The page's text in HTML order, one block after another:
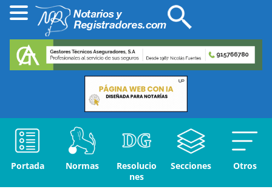
Portada Normas
Resolucio
nes
Secciones Otros